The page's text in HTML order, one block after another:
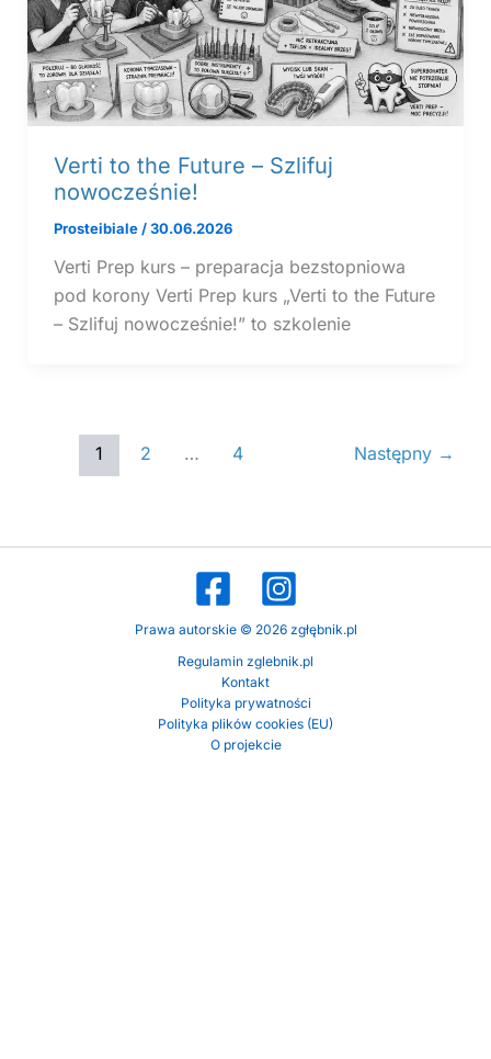
Verti to the Future – Szlifuj
nowocześnie!
Prosteibiale/30.06.2026
Verti Prep kurs – preparacja bezstopniowa
pod korony Verti Prep kurs „Verti to the Future
– Szlifuj nowocześnie!” to szkolenie
1 2 … 4 Następny →
Prawa autorskie © 2026 zgłębnik.pl
Regulamin zglebnik.pl
Kontakt
Polityka prywatności
Polityka plików cookies (EU)
O projekcie